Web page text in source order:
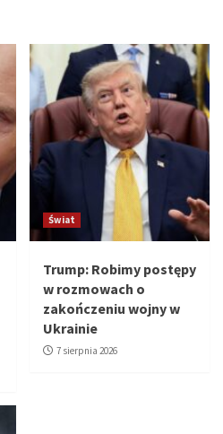
Świat
Trump: Robimy postępy
w rozmowach o
zakończeniu wojny w
Ukrainie
7 sierpnia 2026